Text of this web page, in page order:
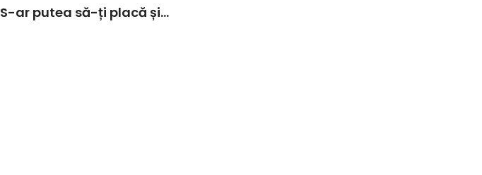
S-ar putea să-ți placă și…